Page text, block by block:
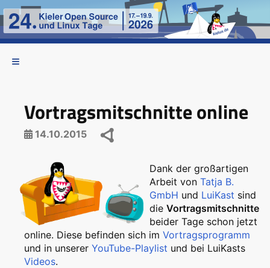
Vortragsmitschnitte online
14.10.2015
Dank der großartigen
Arbeit von Tatja B.
GmbH und LuiKast sind
die Vortragsmitschnitte
beider Tage schon jetzt
online. Diese befinden sich im Vortragsprogramm
und in unserer YouTube-Playlist und bei LuiKasts
Videos.